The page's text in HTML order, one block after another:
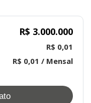
R$ 3.000.000
R$ 0,01
R$ 0,01 / Mensal